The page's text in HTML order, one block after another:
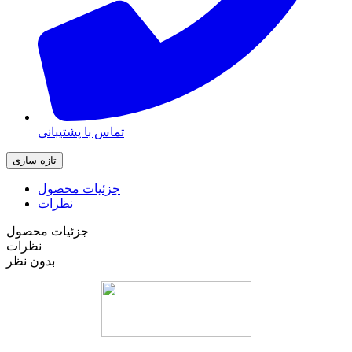
تماس با پشتیبانی
جزئیات محصول
نظرات
جزئیات محصول
نظرات
بدون نظر